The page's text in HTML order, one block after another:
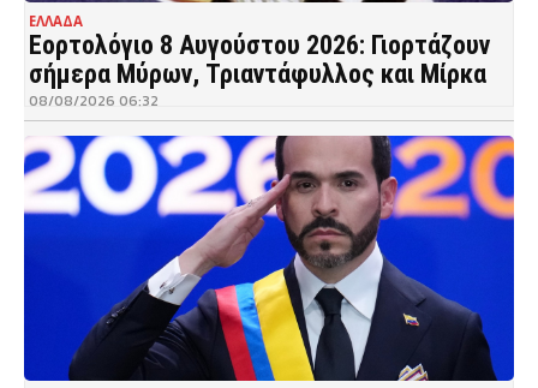
ΕΛΛΑΔΑ
Εορτολόγιο 8 Αυγούστου 2026: Γιορτάζουν
σήμερα Μύρων, Τριαντάφυλλος και Μίρκα
08/08/2026 06:32